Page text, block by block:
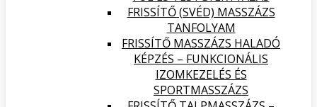
FRISSÍTŐ (SVÉD) MASSZÁZS
TANFOLYAM
FRISSÍTŐ MASSZÁZS HALADÓ
KÉPZÉS – FUNKCIONÁLIS
IZOMKEZELÉS ÉS
SPORTMASSZÁZS